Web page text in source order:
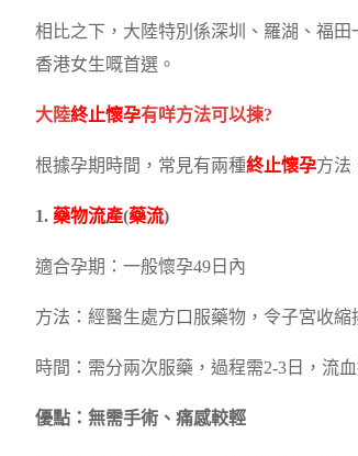
相比之下，大陸特別係深圳、羅湖、福
香港女生嘅首選。
大陸終止懷孕有咩方法可以揀?
根據孕期時間，常見有兩種終止懷孕方法
1. 藥物流產(藥流)
適合孕期：一般懷孕49日內
方法：經醫生處方口服藥物，令子宮收縮
時間：需分兩次服藥，過程需2-3日，流
優點：無需手術、痛感較輕